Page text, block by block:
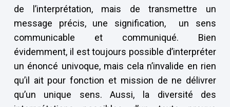
de l’interprétation, mais de transmettre un
message précis, une signification, un sens
communicable et communiqué. Bien
évidemment, il est toujours possible d’interpréter
un énoncé univoque, mais cela n’invalide en rien
qu’il ait pour fonction et mission de ne délivrer
qu’un unique sens. Aussi, la diversité des